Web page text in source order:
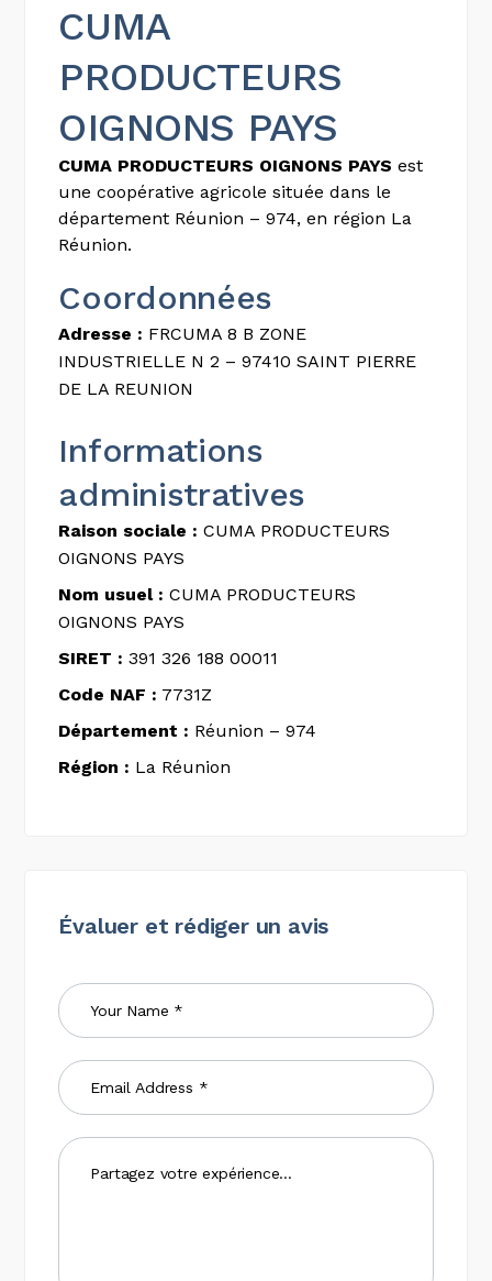
CUMA
PRODUCTEURS
OIGNONS PAYS
CUMA PRODUCTEURS OIGNONS PAYS est
une coopérative agricole située dans le
département Réunion – 974, en région La
Réunion.
Coordonnées
Adresse : FRCUMA 8 B ZONE
INDUSTRIELLE N 2 – 97410 SAINT PIERRE
DE LA REUNION
Informations
administratives
Raison sociale : CUMA PRODUCTEURS
OIGNONS PAYS
Nom usuel : CUMA PRODUCTEURS
OIGNONS PAYS
SIRET : 391 326 188 00011
Code NAF : 7731Z
Département : Réunion – 974
Région : La Réunion
Évaluer et rédiger un avis